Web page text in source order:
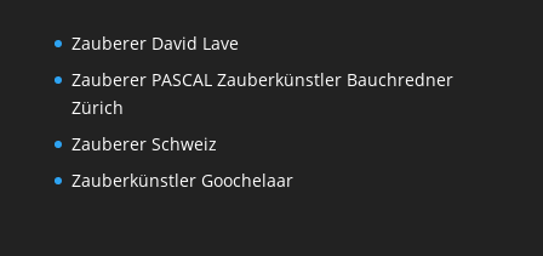
Zauberer David Lave
Zauberer PASCAL Zauberkünstler Bauchredner
Zürich
Zauberer Schweiz
Zauberkünstler Goochelaar